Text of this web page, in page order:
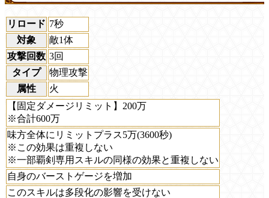
リロード 7秒
対象
敵1体
攻撃回数 3回
タイプ
物理攻撃
属性
火
【固定ダメージリミット】200万
※合計600万
味方全体にリミットプラス5万(3600秒)
※この効果は重複しない
※一部覇剣専用スキルの同様の効果と重複しない
自身のバーストゲージを増加
このスキルは多段化の影響を受けない